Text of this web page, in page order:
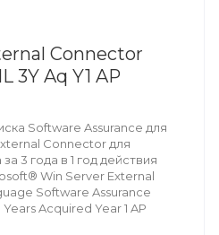
Connector
3Y Aq Y1 AP
Software Assurance для
Connector для
3 года в 1 год действия
Win Server External
Software Assurance
Acquired Year 1 AP